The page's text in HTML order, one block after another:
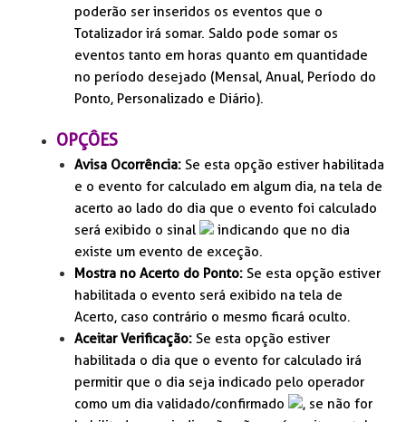
poderão ser inseridos os eventos que o
Totalizador irá somar. Saldo pode somar os
eventos tanto em horas quanto em quantidade
no período desejado (Mensal, Anual, Período do
Ponto, Personalizado e Diário).
OPÇÔES
Avisa Ocorrência: Se esta opção estiver habilitada
e o evento for calculado em algum dia, na tela de
acerto ao lado do dia que o evento foi calculado
será exibido o sinal
indicando que no dia
existe um evento de exceção.
Mostra no Acerto do Ponto: Se esta opção estiver
habilitada o evento será exibido na tela de
Acerto, caso contrário o mesmo ficará oculto.
Aceitar Verificação: Se esta opção estiver
habilitada o dia que o evento for calculado irá
permitir que o dia seja indicado pelo operador
como um dia validado/confirmado
, se não for